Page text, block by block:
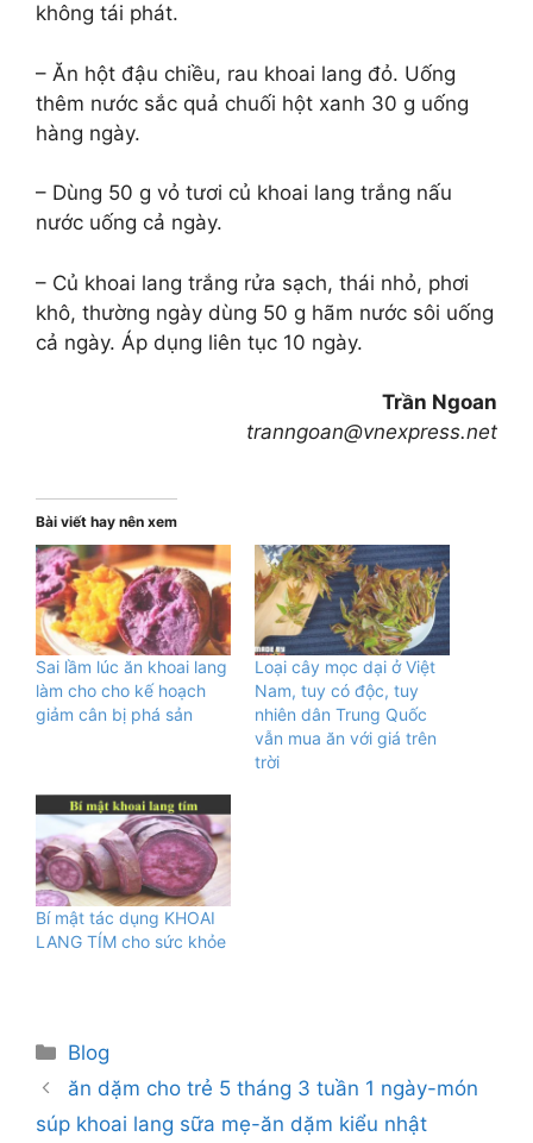
không tái phát.
– Ăn hột đậu chiều, rau khoai lang đỏ. Uống
thêm nước sắc quả chuối hột xanh 30 g uống
hàng ngày.
– Dùng 50 g vỏ tươi củ khoai lang trắng nấu
nước uống cả ngày.
– Củ khoai lang trắng rửa sạch, thái nhỏ, phơi
khô, thường ngày dùng 50 g hãm nước sôi uống
cả ngày. Áp dụng liên tục 10 ngày.
Trần Ngoan
tranngoan@vnexpress.net
Bài viết hay nên xem
Sai lầm lúc ăn khoai lang
làm cho cho kế hoạch
giảm cân bị phá sản
Loại cây mọc dại ở Việt
Nam, tuy có độc, tuy
nhiên dân Trung Quốc
vẫn mua ăn với giá trên
trời
Bí mật tác dụng KHOAI
LANG TÍM cho sức khỏe
Danh
mục
Blog
ăn dặm cho trẻ 5 tháng 3 tuần 1 ngày-món
súp khoai lang sữa mẹ-ăn dặm kiểu nhật